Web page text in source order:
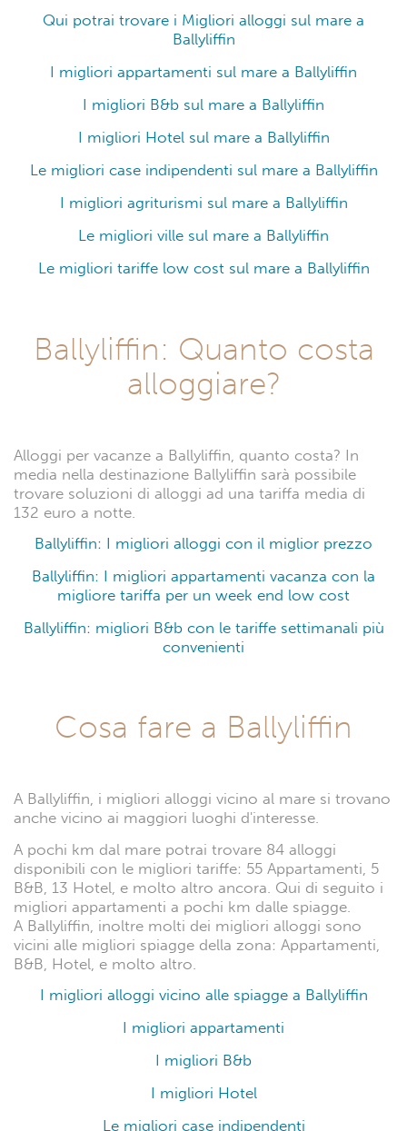
Qui potrai trovare i Migliori alloggi sul mare a
Ballyliffin
I migliori appartamenti sul mare a Ballyliffin
I migliori B&b sul mare a Ballyliffin
I migliori Hotel sul mare a Ballyliffin
Le migliori case indipendenti sul mare a Ballyliffin
I migliori agriturismi sul mare a Ballyliffin
Le migliori ville sul mare a Ballyliffin
Le migliori tariffe low cost sul mare a Ballyliffin
Ballyliffin: Quanto costa
alloggiare?
Alloggi per vacanze a Ballyliffin, quanto costa? In
media nella destinazione Ballyliffin sarà possibile
trovare soluzioni di alloggi ad una tariffa media di
132 euro a notte.
Ballyliffin: I migliori alloggi con il miglior prezzo
Ballyliffin: I migliori appartamenti vacanza con la
migliore tariffa per un week end low cost
Ballyliffin: migliori B&b con le tariffe settimanali più
convenienti
Cosa fare a Ballyliffin
A Ballyliffin, i migliori alloggi vicino al mare si trovano
anche vicino ai maggiori luoghi d'interesse.
A pochi km dal mare potrai trovare 84 alloggi
disponibili con le migliori tariffe: 55 Appartamenti, 5
B&B, 13 Hotel, e molto altro ancora. Qui di seguito i
migliori appartamenti a pochi km dalle spiagge.
A Ballyliffin, inoltre molti dei migliori alloggi sono
vicini alle migliori spiagge della zona: Appartamenti,
B&B, Hotel, e molto altro.
I migliori alloggi vicino alle spiagge a Ballyliffin
I migliori appartamenti
I migliori B&b
I migliori Hotel
Le migliori case indipendenti